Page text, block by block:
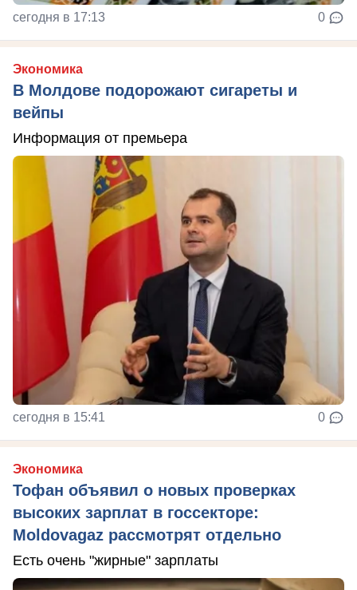
сегодня в 17:13 0
Экономика
В Молдове подорожают сигареты и
вейпы
Информация от премьера
сегодня в 15:41 0
Экономика
Тофан объявил о новых проверках
высоких зарплат в госсекторе:
Moldovagaz рассмотрят отдельно
Есть очень "жирные" зарплаты